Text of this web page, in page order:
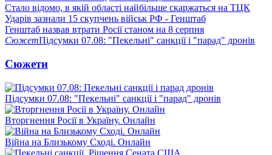
Стало відомо, в якій області найбільше скаржаться на ТЦК
Ударів зазнали 15 скупчень військ РФ - Генштаб
Генштаб назвав втрати Росії станом на 8 серпня
СюжетПідсумки 07.08: "Пекельні" санкції і "парад" дронів
Сюжети
Підсумки 07.08: "Пекельні" санкції і "парад" дронів
Вторгнення Росії в Україну. Онлайн
Війна на Близькому Сході. Онлайн